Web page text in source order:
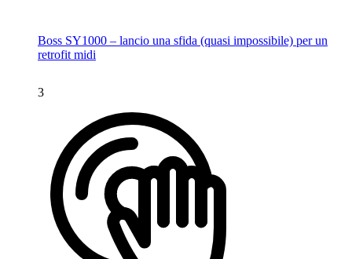
Boss SY1000 – lancio una sfida (quasi impossibile) per un
retrofit midi
3